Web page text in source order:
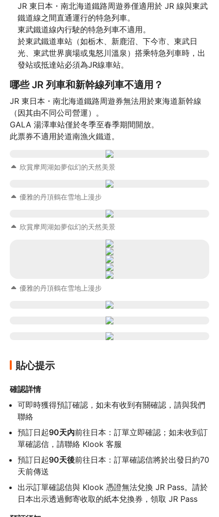
JR 東日本・南北海道鐵路周遊券僅適用於 JR 線與東武
鐵道線之間直通運行的特急列車。
東武鐵道線內行駛的特急列車不適用。
於東武鐵道車站（如栃木、新鹿沼、下今市、東武日
光、東武世界廣場或鬼怒川溫泉）搭乘特急列車時，出
發站或抵達站必須為JR線車站。
哪些 JR 列車和新幹線列車不適用？
JR 東日本・南北海道鐵路周遊券無法用於東海道新幹線
（因其由不同公司營運）。
GALA 湯澤車站僅於冬季至春季期間開放。
此票券不適用於道南漁火鐵道。
欣賞摩周湖如夢似幻的天然美景
優雅的丹頂鶴在雪地上漫步
欣賞摩周湖如夢似幻的天然美景
優雅的丹頂鶴在雪地上漫步
貼心提示
確認詳情
可即時獲得預訂確認，如未有收到有關確認，請與我們
聯絡
預訂日起90天內前往日本：訂單立即確認；如未收到訂
單確認信，請聯絡 Klook 客服
預訂日起90天後前往日本：訂單確認信將於出發日約70
天前傳送
出示訂單確認信與 Klook 憑證無法兌換 JR Pass。請於
日本出示透過郵寄收取的紙本兌換券，領取 JR Pass